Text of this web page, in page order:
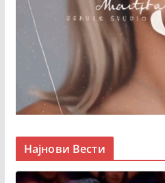
Најнови Вести